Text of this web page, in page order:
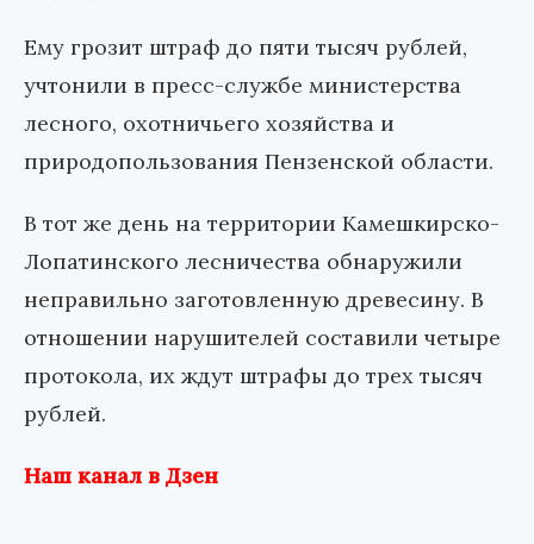
Ему грозит штраф до пяти тысяч рублей,
учтонили в пресс-службе министерства
лесного, охотничьего хозяйства и
природопользования Пензенской области.
В тот же день на территории Камешкирско-
Лопатинского лесничества обнаружили
неправильно заготовленную древесину. В
отношении нарушителей составили четыре
протокола, их ждут штрафы до трех тысяч
рублей.
Наш канал в Дзен